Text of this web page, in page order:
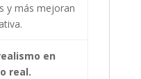
y más mejoran
en
real.